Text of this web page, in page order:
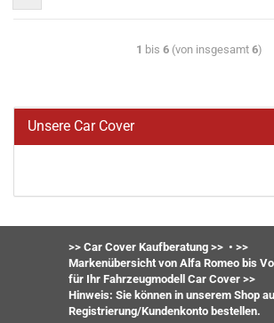
1 bis 6 (von insgesamt 6)
Unsere Car Cover
>> Car Cover Kaufberatung >> • >>
Markenübersicht von Alfa Romeo bis
für Ihr Fahrzeugmodell Car Cover >>
Hinweis: Sie können in unserem Shop
Registrierung/Kundenkonto bestellen.